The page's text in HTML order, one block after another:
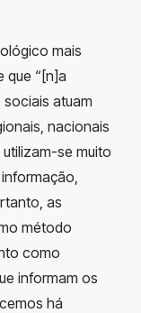
mais
que “[n]a
atuam
nacionais
se muito
as
método
como
informam os
há